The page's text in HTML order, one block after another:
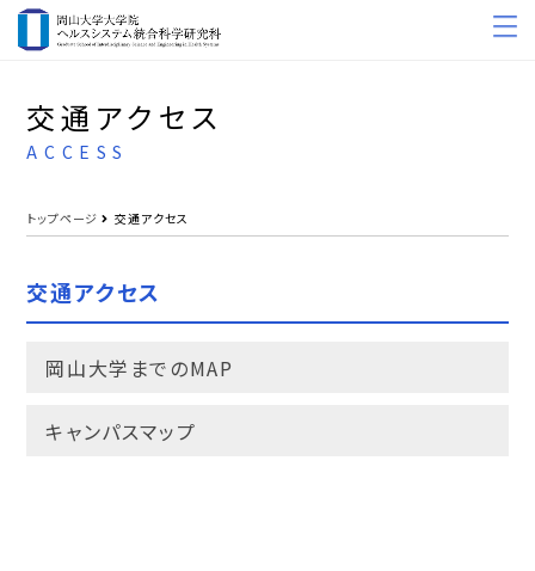
交通アクセス
ACCESS
トップページ 交通アクセス
交通アクセス
岡山大学までのMAP
キャンパスマップ